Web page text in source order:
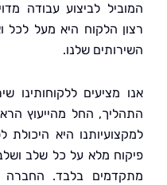
לביצוע עבודה מדויקת
הלקוח היא מעל לכל ואנו
שלנו.
ללקוחותינו שירות
החל מהייעוץ הראשוני
היא היכולת לספק
מלא על כל שלב ושלב בתהליך
בלבד. החברה ערוכה